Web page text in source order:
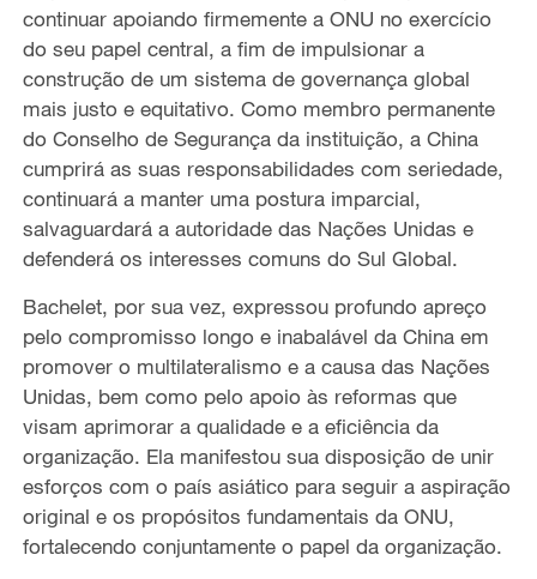
continuar apoiando firmemente a ONU no exercício
do seu papel central, a fim de impulsionar a
construção de um sistema de governança global
mais justo e equitativo. Como membro permanente
do Conselho de Segurança da instituição, a China
cumprirá as suas responsabilidades com seriedade,
continuará a manter uma postura imparcial,
salvaguardará a autoridade das Nações Unidas e
defenderá os interesses comuns do Sul Global.
Bachelet, por sua vez, expressou profundo apreço
pelo compromisso longo e inabalável da China em
promover o multilateralismo e a causa das Nações
Unidas, bem como pelo apoio às reformas que
visam aprimorar a qualidade e a eficiência da
organização. Ela manifestou sua disposição de unir
esforços com o país asiático para seguir a aspiração
original e os propósitos fundamentais da ONU,
fortalecendo conjuntamente o papel da organização.